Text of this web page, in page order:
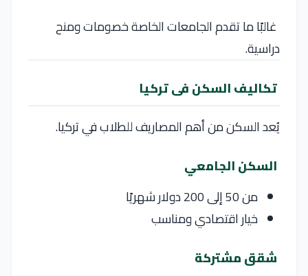
غالبًا ما تقدم الجامعات الخاصة خصومات ومنح
دراسية.
تكاليف السكن فى تركيا
يُعد السكن من أهم المصاريف للطلاب فيتركيا.
السكن الجامعي
من 50 إلى 200 دولار شهريًا
خيار اقتصادي ومناسب
شقق مشتركة